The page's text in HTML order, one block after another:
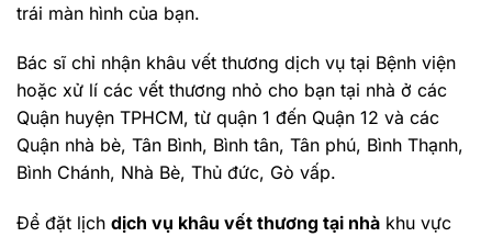
trái màn hình của bạn.
Bác sĩ chỉ nhận khâu vết thương dịch vụ tại Bệnh viện
hoặc xử lí các vết thương nhỏ cho bạn tại nhà ở các
Quận huyện TPHCM, từ quận 1 đến Quận 12 và các
Quận nhà bè, Tân Bình, Bình tân, Tân phú, Bình Thạnh,
Bình Chánh, Nhà Bè, Thủ đức, Gò vấp.
Để đặt lịch dịch vụ khâu vết thương tại nhà khu vực